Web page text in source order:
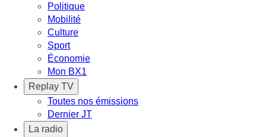
Politique
Mobilité
Culture
Sport
Économie
Mon BX1
Replay TV
Toutes nos émissions
Dernier JT
La radio